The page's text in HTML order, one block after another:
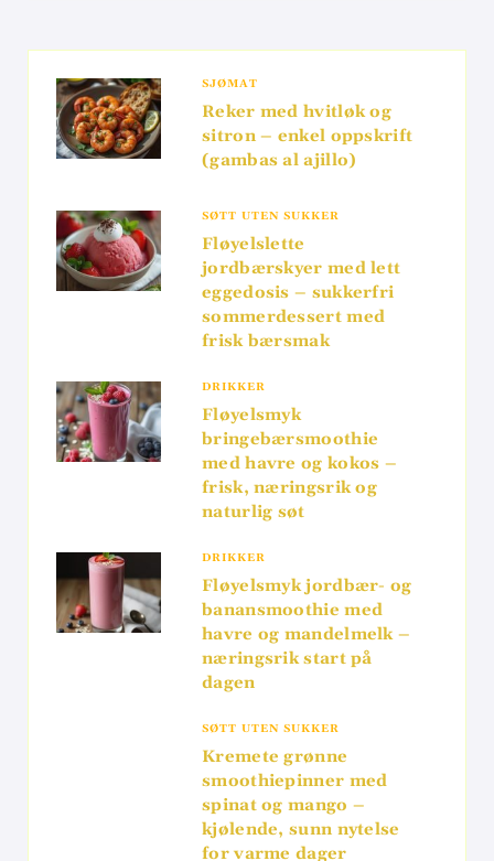
SJØMAT
Reker med hvitløk og
sitron – enkel oppskrift
(gambas al ajillo)
SØTT UTEN SUKKER
Fløyelslette
jordbærskyer med lett
eggedosis – sukkerfri
sommerdessert med
frisk bærsmak
DRIKKER
Fløyelsmyk
bringebærsmoothie
med havre og kokos –
frisk, næringsrik og
naturlig søt
DRIKKER
Fløyelsmyk jordbær- og
banansmoothie med
havre og mandelmelk –
næringsrik start på
dagen
SØTT UTEN SUKKER
Kremete grønne
smoothiepinner med
spinat og mango –
kjølende, sunn nytelse
for varme dager